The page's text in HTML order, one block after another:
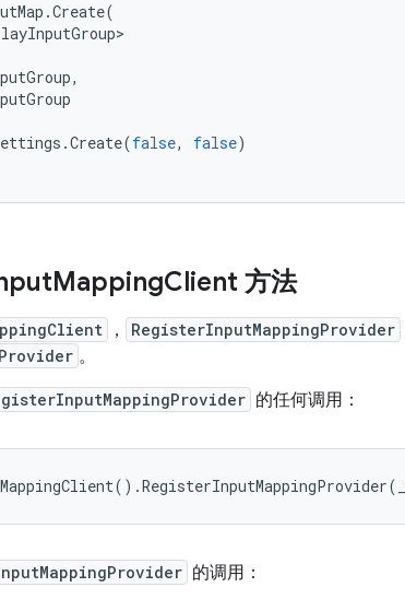
.Create(
,
.Create(false, false)
MappingClient 方法
， RegisterInputMappingProvider
。
的任何调用：
().RegisterInputMappingProvider(
的调用：